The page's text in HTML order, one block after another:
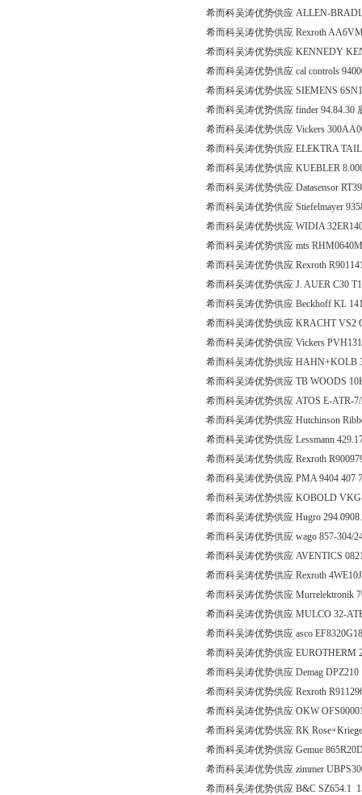
希而科吴涛优势供应 ALLEN-
希而科吴涛优势供应 Rexroth
希而科吴涛优势供应 KENNEDY
希而科吴涛优势供应 cal controls
希而科吴涛优势供应 SIEMENS
希而科吴涛优势供应 finder 94.84.30
希而科吴涛优势供应 Vickers
希而科吴涛优势供应 ELEKTRA
希而科吴涛优势供应 KUEBLER
希而科吴涛优势供应 Datasensor
希而科吴涛优势供应 Stiefelmayer
希而科吴涛优势供应 WIDIA
希而科吴涛优势供应 mts
希而科吴涛优势供应 Rexroth
希而科吴涛优势供应 J. AUER C30
希而科吴涛优势供应 Beckhoff KL
希而科吴涛优势供应 KRACHT VS2
希而科吴涛优势供应 Vickers
希而科吴涛优势供应 HAHN+KOLB
希而科吴涛优势供应 TB WOODS
希而科吴涛优势供应 ATOS E-ATR-
希而科吴涛优势供应 Hutchinson
希而科吴涛优势供应 Lessmann
希而科吴涛优势供应 Rexroth
希而科吴涛优势供应 PMA 9404 407
希而科吴涛优势供应 KOBOLD
希而科吴涛优势供应 Hugro
希而科吴涛优势供应 wago 857-304/
希而科吴涛优势供应 AVENTICS
希而科吴涛优势供应 Rexroth
希而科吴涛优势供应 Murrelektronik
希而科吴涛优势供应 MULCO 32-
希而科吴涛优势供应 asco
希而科吴涛优势供应 EUROTHERM
希而科吴涛优势供应 Demag DPZ210
希而科吴涛优势供应 Rexroth
希而科吴涛优势供应 OKW
希而科吴涛优势供应 RK
希而科吴涛优势供应 Gemue
希而科吴涛优势供应 zimmer
希而科吴涛优势供应 B&C SZ654.1